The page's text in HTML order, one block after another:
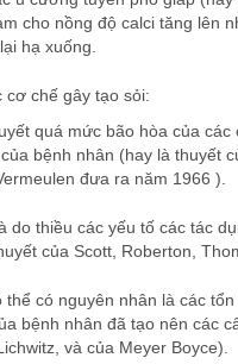
cho nồng độ calci tăng lên
hạ xuống.
cơ chế gây tạo sỏi:
quá mức bão hòa của các
bệnh nhân (hay là thuyết
đưa ra năm 1966 ).
do thiều các yếu tố các tác
của Scott, Roberton,
thể có nguyên nhân là các
bệnh nhân đã tạo nên các
và của Meyer Boyce).